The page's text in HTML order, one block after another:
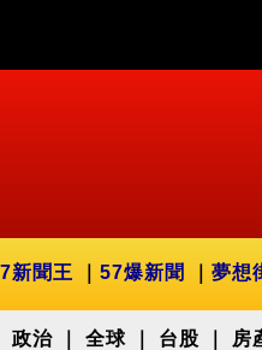
新聞王 57爆新聞 夢想
政治 全球 台股 房